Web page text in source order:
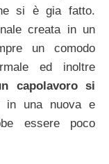
si è gia fatto.
creata in un
un comodo
ed inoltre
capolavoro si
una nuova e
essere poco